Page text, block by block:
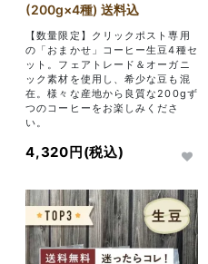
(200g×4種) 送料込
【数量限定】クリックポスト専用
の「おまかせ」コーヒー生豆4種セ
ット。フェアトレード＆オーガニ
ック素材を使用し、希少な豆も混
在。様々な産地から良質な200gず
つのコーヒーをお楽しみくださ
い。
4,320円(税込)